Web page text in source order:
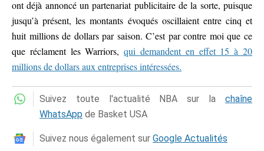
ont déjà annoncé un partenariat publicitaire de la sorte, puisque
jusqu’à présent, les montants évoqués oscillaient entre cinq et
huit millions de dollars par saison. C’est par contre moi que ce
que réclament les Warriors,qui demandent en effet 15 à 20
millions de dollars aux entreprises intéressées.
Suivez toute l'actualité NBA sur la chaîne
WhatsApp de Basket USA
Suivez nous également sur Google Actualités